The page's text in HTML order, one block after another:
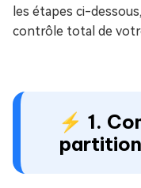
les étapes ci-
contrôle total de
⚡ 1.
partition